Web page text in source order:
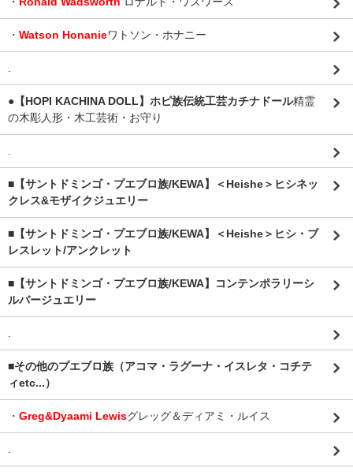
・ Watson Honanieワトソン・ホナニー
.
●【HOPI KACHINA DOLL】ホピ族伝統工芸カチナドール精霊
の木彫人形・木工芸術・お守り
.
■【サントドミンゴ・プエブロ族/KEWA】＜Heishe＞ヒシネッ
クレス&モザイクジュエリー
■【サントドミンゴ・プエブロ族/KEWA】＜Heishe＞ヒシ・ブ
レスレット/アンクレット
■【サントドミンゴ・プエブロ族/KEWA】コンテンポラリーシ
ルバージュエリー
.
■その他のプエブロ族（アコマ・ラグーナ・イスレタ・コチテ
ィetc...）
・ Greg&Dyaami Lewisグレッグ＆ディアミ・ルイス
.